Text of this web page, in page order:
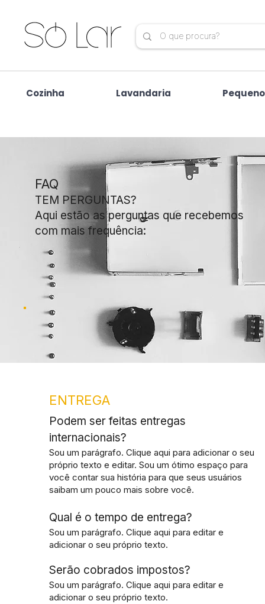
Cozinha Lavandaria
ENTREGA
Podem ser feitas entregas
internacionais?
Sou um parágrafo. Clique aqui para adicionar o seu
próprio texto e editar. Sou um ótimo espaço para
você contar sua história para que seus usuários
saibam um pouco mais sobre você.
Qual é o tempo de entrega?
Sou um parágrafo. Clique aqui para editar e
adicionar o seu próprio texto.
Serão cobrados impostos?
Sou um parágrafo. Clique aqui para editar e
adicionar o seu próprio texto.
FAQ
TEM PERGUNTAS?
Aqui estão as perguntas que recebemos
com mais frequência: